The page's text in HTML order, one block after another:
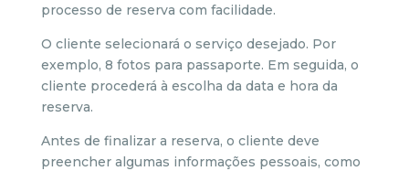
processo de reserva com facilidade.
O cliente selecionará o serviço desejado. Por
exemplo, 8 fotos para passaporte. Em seguida, o
cliente procederá à escolha da data e hora da
reserva.
Antes de finalizar a reserva, o cliente deve
preencher algumas informações pessoais, como